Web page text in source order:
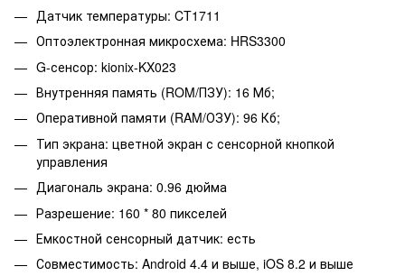
Датчик температуры: CT1711
Оптоэлектронная микросхема: HRS3300
G-сенсор: kionix-KX023
Внутренняя память (ROM/ПЗУ): 16 Мб;
Оперативной памяти (RAM/ОЗУ): 96 Кб;
Тип экрана: цветной экран с сенсорной кнопкой
управления
Диагональ экрана: 0.96 дюйма
Разрешение: 160 * 80 пикселей
Емкостной сенсорный датчик: есть
Совместимость: Android 4.4 и выше, iOS 8.2 и выше